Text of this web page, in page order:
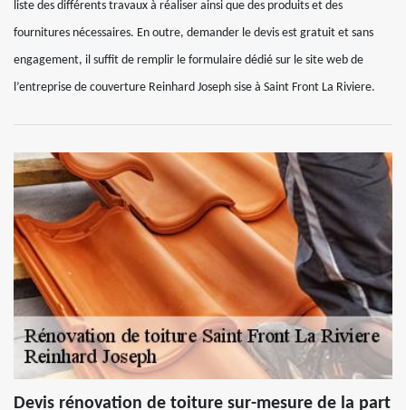
liste des différents travaux à réaliser ainsi que des produits et des
fournitures nécessaires. En outre, demander le devis est gratuit et sans
engagement, il suffit de remplir le formulaire dédié sur le site web de
l’entreprise de couverture Reinhard Joseph sise à Saint Front La Riviere.
Devis rénovation de toiture sur-mesure de la part